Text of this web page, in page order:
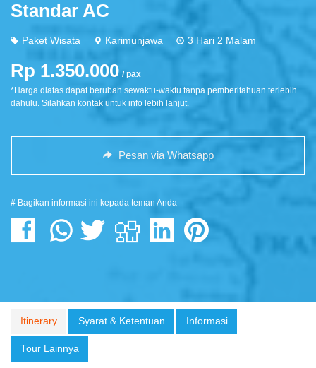
Standar AC
Paket Wisata Karimunjawa 3 Hari 2 Malam
Rp 1.350.000 / pax
*Harga diatas dapat berubah sewaktu-waktu tanpa pemberitahuan terlebih
dahulu. Silahkan kontak untuk info lebih lanjut.
Pesan via Whatsapp
# Bagikan informasi ini kepada teman Anda
Itinerary Syarat & Ketentuan Informasi
Tour Lainnya